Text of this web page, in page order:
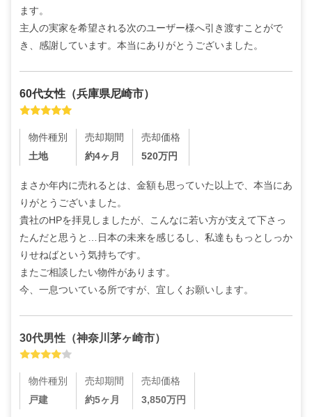
ます。
主人の実家を希望される次のユーザー様へ引き渡すことがで
き、感謝しています。本当にありがとうございました。
60代女性 （兵庫県尼崎市）
物件種別
土地
売却期間
約4ヶ月
売却価格
520万円
まさか年内に売れるとは、金額も思っていた以上で、本当にあ
りがとうございました。
貴社のHPを拝見しましたが、こんなに若い方が支えて下さっ
たんだと思うと…日本の未来を感じるし、私達ももっとしっか
りせねばという気持ちです。
またご相談したい物件があります。
今、一息ついている所ですが、宜しくお願いします。
30代男性 （神奈川茅ヶ崎市）
物件種別
戸建
売却期間
約5ヶ月
売却価格
3,850万円